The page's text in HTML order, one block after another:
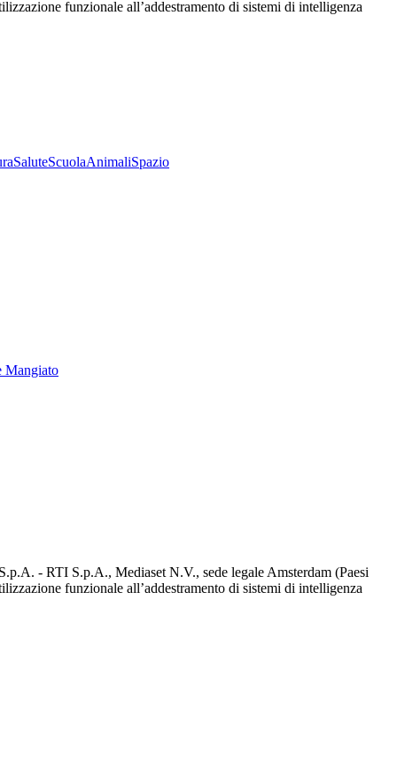
funzionale all’addestramento di sistemi di intelligenza
SaluteScuolaAnimaliSpazio
Mangiato
- RTI S.p.A., Mediaset N.V., sede legale Amsterdam (Paesi
funzionale all’addestramento di sistemi di intelligenza